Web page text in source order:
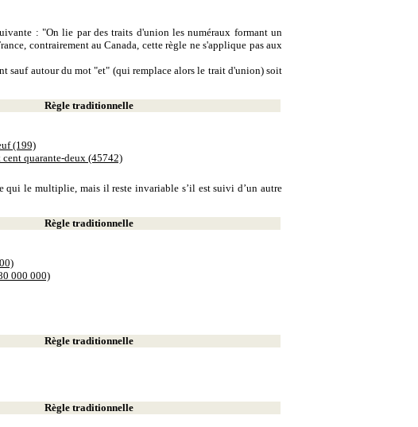
: "On lie par des traits d'union les numéraux formant un
contrairement au Canada, cette règle ne s'applique pas aux
sauf autour du mot "et" (qui remplace alors le trait d'union) soit
Règle traditionnelle
(199)
quarante-deux (45742)
qui le multiplie, mais il reste invariable s’il est suivi d’un autre
Règle traditionnelle
000 000)
Règle traditionnelle
Règle traditionnelle